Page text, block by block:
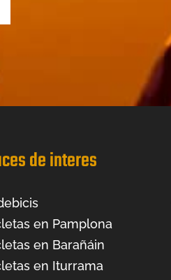
de interes
en Pamplona
en Barañáin
en Iturrama